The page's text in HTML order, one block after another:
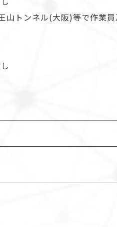
トンネル(大阪)等で作業